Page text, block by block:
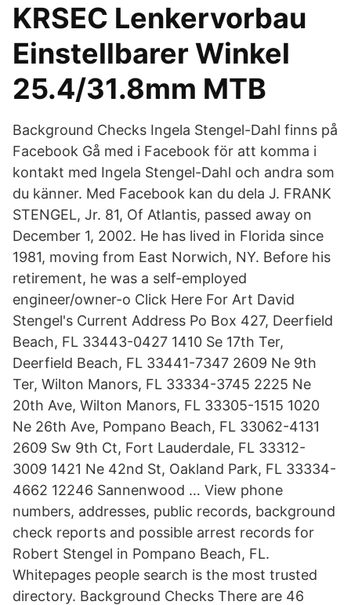
KRSEC Lenkervorbau
Einstellbarer Winkel
25.4/31.8mm MTB
Background Checks Ingela Stengel-Dahl finns på
Facebook Gå med i Facebook för att komma i
kontakt med Ingela Stengel-Dahl och andra som
du känner. Med Facebook kan du dela J. FRANK
STENGEL, Jr. 81, Of Atlantis, passed away on
December 1, 2002. He has lived in Florida since
1981, moving from East Norwich, NY. Before his
retirement, he was a self-employed
engineer/owner-o Click Here For Art David
Stengel's Current Address Po Box 427, Deerfield
Beach, FL 33443-0427 1410 Se 17th Ter,
Deerfield Beach, FL 33441-7347 2609 Ne 9th
Ter, Wilton Manors, FL 33334-3745 2225 Ne
20th Ave, Wilton Manors, FL 33305-1515 1020
Ne 26th Ave, Pompano Beach, FL 33062-4131
2609 Sw 9th Ct, Fort Lauderdale, FL 33312-
3009 1421 Ne 42nd St, Oakland Park, FL 33334-
4662 12246 Sannenwood … View phone
numbers, addresses, public records, background
check reports and possible arrest records for
Robert Stengel in Pompano Beach, FL.
Whitepages people search is the most trusted
directory. Background Checks There are 46